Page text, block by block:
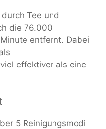
Tee und
die 76.000
entfernt. Dabei
effektiver als eine
5 Reinigungsmodi